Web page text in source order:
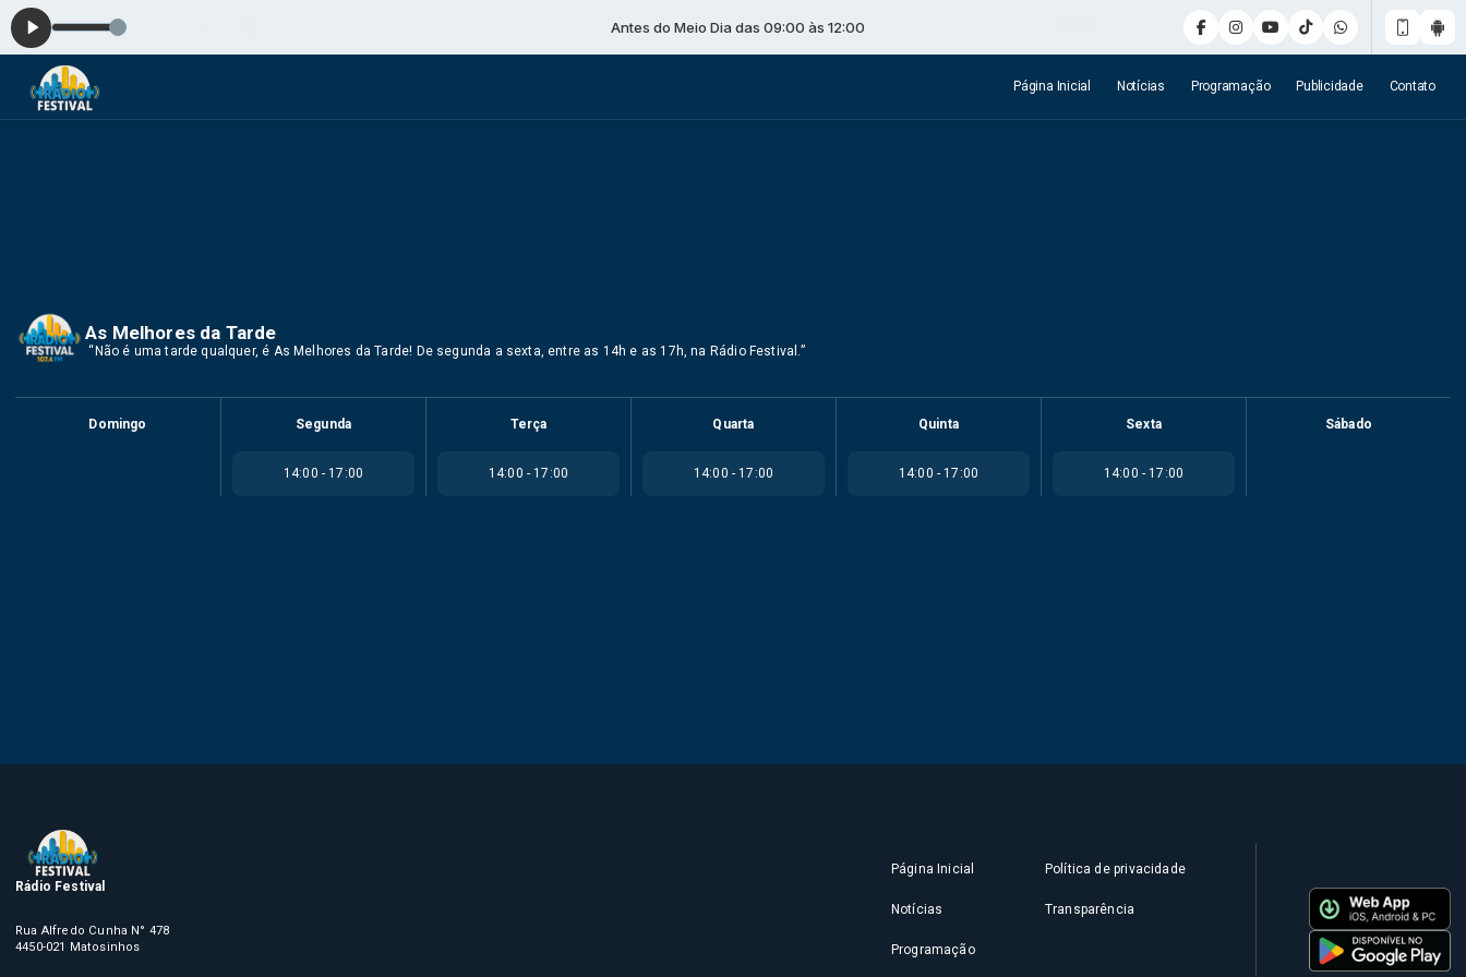
Antes do Meio Dia das 09:00 às 12:00
Página Inicial Notícias Programação Publicidade Contato
As Melhores da Tarde
️ “Não é uma tarde qualquer, é As Melhores da Tarde! De segunda a sexta, entre as 14h e as 17h, na Rádio Festival.”
Domingo Segunda
14:00 - 17:00
Terça
14:00 - 17:00
Quarta
14:00 - 17:00
Quinta
14:00 - 17:00
Sexta
14:00 - 17:00
Sábado
Rádio Festival
Rua Alfredo Cunha N° 478
4450-021 Matosinhos
Página Inicial
Notícias
Programação
Política de privacidade
Transparência